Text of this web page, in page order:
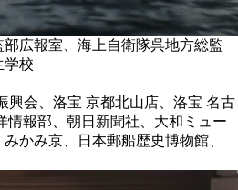
広報室、海上自衛隊呉地方総監
学校
興会、洛宝 京都北山店、洛宝 名古
情報部、朝日新聞社、大和ミュー
かみ京、日本郵船歴史博物館、